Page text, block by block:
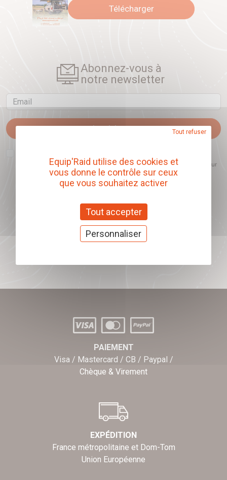
Télécharger
Abonnez-vous à
notre newsletter
Email
Je m'abonne
comprendre les sujets qui m'intéressent et d'améliorer les contenus
proposés. Ce choix est modifiable à tout moment et reste sans incidence sur
mon inscription.
Offrez nos chèques
cadeaux
PAIEMENT
Visa / Mastercard / CB / Paypal /
Chèque & Virement
EXPÉDITION
France métropolitaine et Dom-Tom
Union Européenne
Equip'Raid utilise des cookies et
vous donne le contrôle sur ceux
que vous souhaitez activer
Tout accepter
Tout refuser
Personnaliser